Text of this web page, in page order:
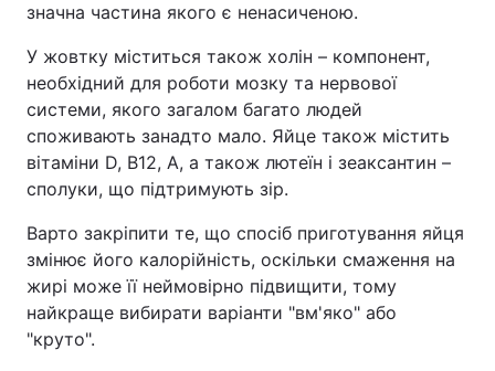
значна частина якого є ненасиченою.
У жовтку міститься також холін – компонент,
необхідний для роботи мозку та нервової
системи, якого загалом багато людей
споживають занадто мало. Яйце також містить
вітаміни D, B12, A, а також лютеїн і зеаксантин –
сполуки, що підтримують зір.
Варто закріпити те, що спосіб приготування яйця
змінює його калорійність, оскільки смаження на
жирі може її неймовірно підвищити, тому
найкраще вибирати варіанти "вм'яко" або
"круто".